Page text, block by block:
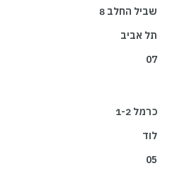
שביל החלב 8
תל אביב
07
כרמל 1-2
לוד
05